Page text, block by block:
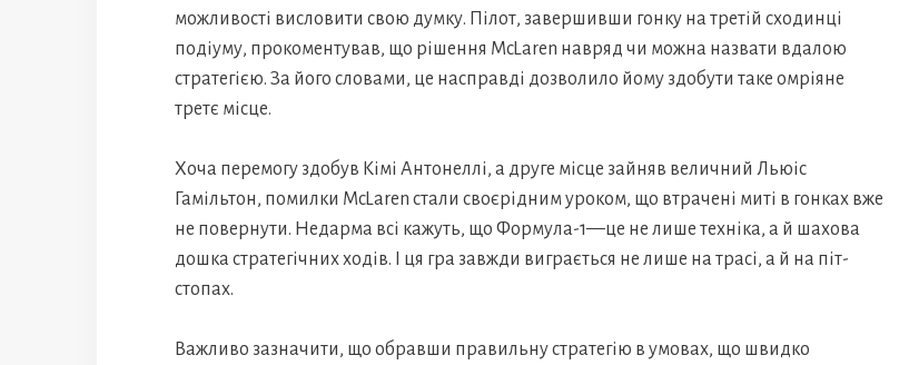
можливості висловити свою думку. Пілот, завершивши гонку на третій сходинці
подіуму, прокоментував, що рішення McLaren навряд чи можна назвати вдалою
стратегією. За його словами, це насправді дозволило йому здобути таке омріяне
третє місце.
Хоча перемогу здобув Кімі Антонеллі, а друге місце зайняв величний Льюіс
Гамільтон, помилки McLaren стали своєрідним уроком, що втрачені миті в гонках вже
не повернути. Недарма всі кажуть, що Формула-1—це не лише техніка, а й шахова
дошка стратегічних ходів. І ця гра завжди виграється не лише на трасі, а й на піт-
стопах.
Важливо зазначити, що обравши правильну стратегію в умовах, що швидко